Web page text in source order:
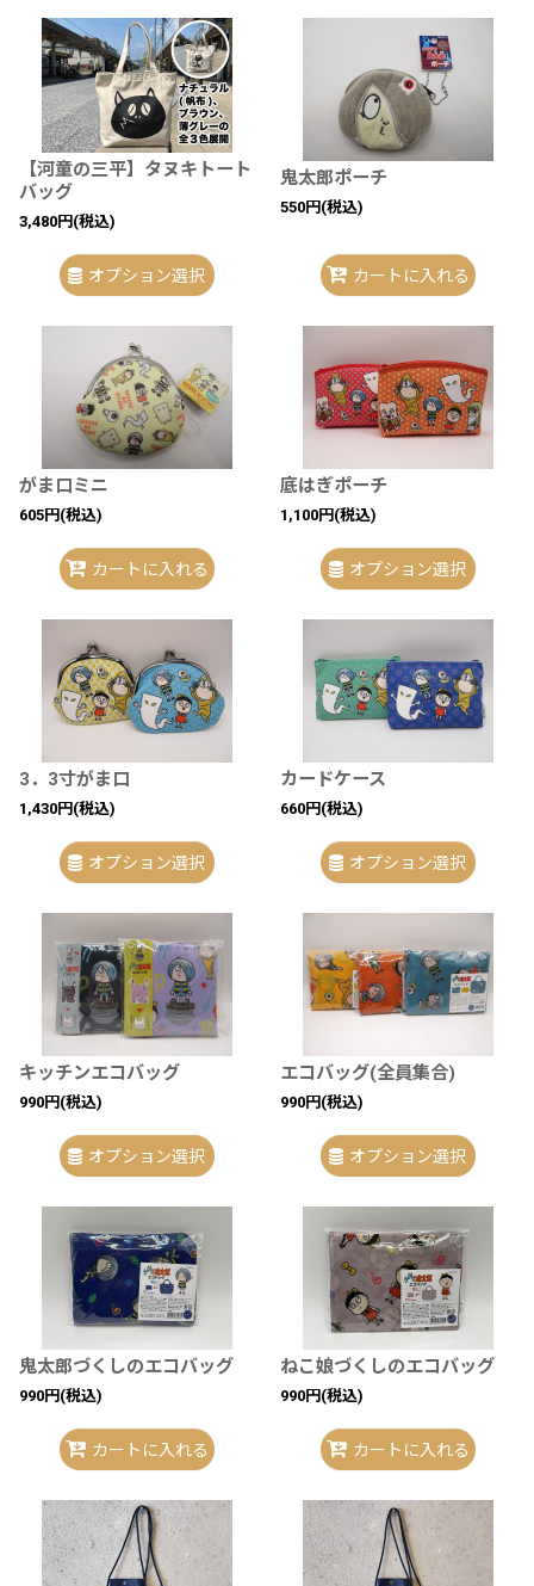
【河童の三平】タヌキトート
バッグ
3,480円 (税込)
オプション選択
鬼太郎ポーチ
550円 (税込)
カートに入れる
がま口ミニ
605円 (税込)
カートに入れる
底はぎポーチ
1,100円 (税込)
オプション選択
3．3寸がま口
1,430円 (税込)
オプション選択
カードケース
660円 (税込)
オプション選択
キッチンエコバッグ
990円 (税込)
オプション選択
エコバッグ(全員集合)
990円 (税込)
オプション選択
鬼太郎づくしのエコバッグ
990円 (税込)
カートに入れる
ねこ娘づくしのエコバッグ
990円 (税込)
カートに入れる